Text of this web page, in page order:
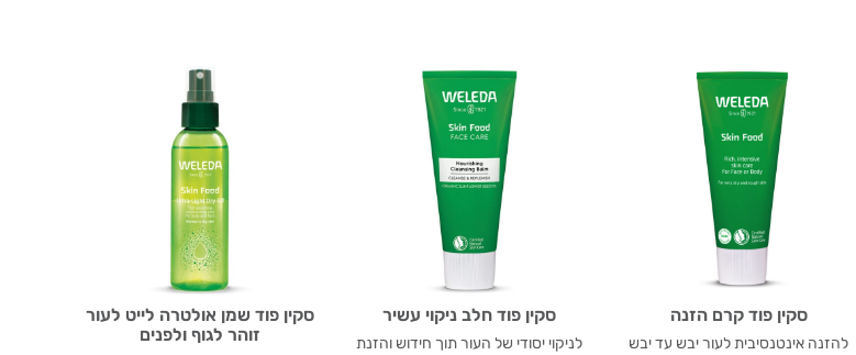
סקין פוד קרם הזנה
להזנה אינטנסיבית לעור יבש עד יבש
סקין פוד חלב ניקוי עשיר
לניקוי יסודי של העור תוך חידוש והזנת
סקין פוד שמן אולטרה לייט לעור
זוהר לגוף ולפנים